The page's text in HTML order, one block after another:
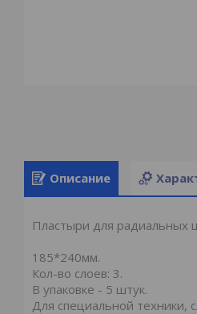
Описание
Пластыри для радиальных
185*240мм.
Кол-во слоев: 3.
В упаковке - 5 штук.
Для специальной техники,